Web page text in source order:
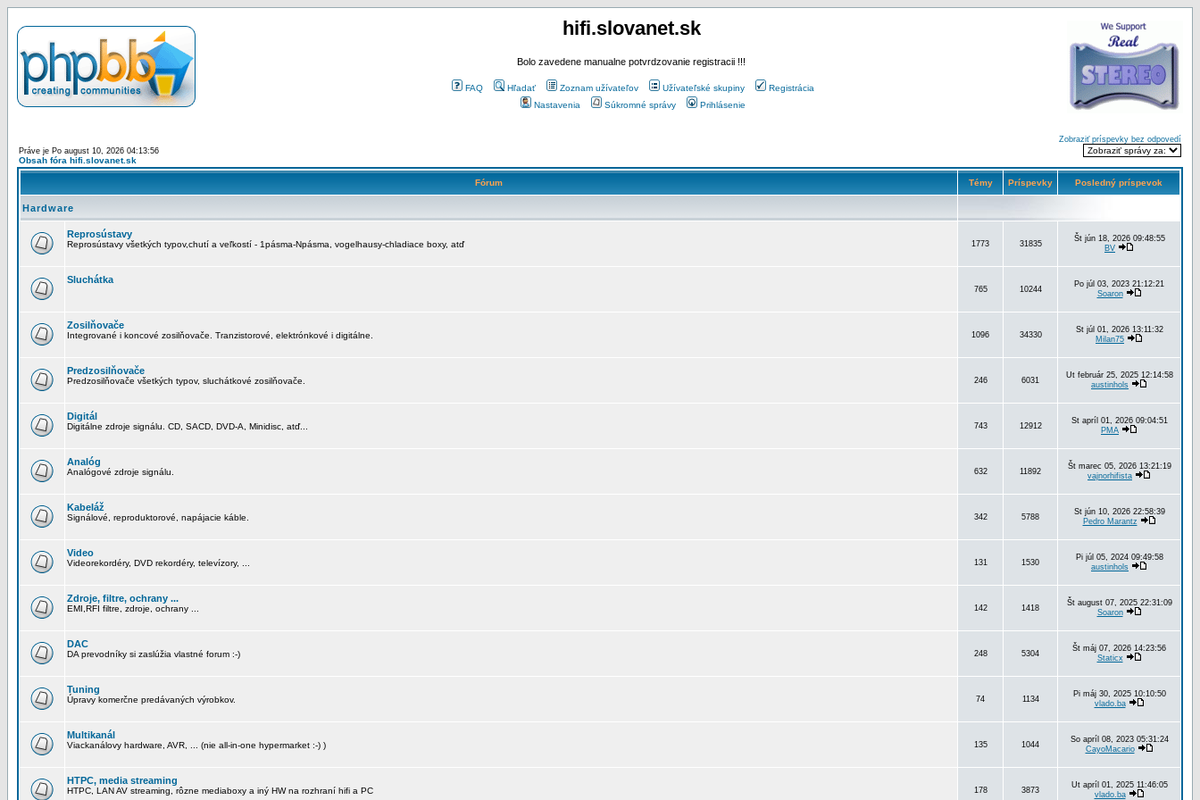
hifi.slovanet.sk
Bolo zavedene manualne potvrdzovanie registracii !!!
FAQ Hľadať Zoznam užívateľov Užívateľské skupiny
Registrácia
Nastavenia
Súkromné správy Prihlásenie
Práve je Po august 10, 2026 04:13:56
Obsah fóra hifi.slovanet.sk
Zobraziť príspevky bez odpovedí
Fórum Témy Príspevky Posledný príspevok
Hardware
Reprosústavy
Reprosústavy všetkých typov,chutí a veľkostí - 1pásma-Npásma, vogelhausy-chladiace boxy, atď 1773 31835
Št jún 18, 2026 09:48:55
BV
Sluchátka
765 10244
Po júl 03, 2023 21:12:21
Soaron
Zosilňovače
Integrované i koncové zosilňovače. Tranzistorové, elektrónkové i digitálne. 1096 34330
St júl 01, 2026 13:11:32
Milan75
Predzosilňovače
Predzosilňovače všetkých typov, sluchátkové zosilňovače. 246 6031
Ut február 25, 2025 12:14:58
austinhols
Digitál
Digitálne zdroje signálu. CD, SACD, DVD-A, Minidisc, atď... 743 12912
St apríl 01, 2026 09:04:51
PMA
Analóg
Analógové zdroje signálu. 632 11892
Št marec 05, 2026 13:21:19
vajnorhifista
Kabeláž
Signálové, reproduktorové, napájacie káble. 342 5788
St jún 10, 2026 22:58:39
Pedro Marantz
Video
Videorekordéry, DVD rekordéry, televízory, ... 131 1530
Pi júl 05, 2024 09:49:58
austinhols
Zdroje, filtre, ochrany ...
EMI,RFI filtre, zdroje, ochrany ... 142 1418
Št august 07, 2025 22:31:09
Soaron
DAC
DA prevodníky si zaslúžia vlastné forum :-) 248 5304
Št máj 07, 2026 14:23:56
Staticx
Tuning
Úpravy komerčne predávaných výrobkov. 74 1134
Pi máj 30, 2025 10:10:50
vlado.ba
Multikanál
Viackanálovy hardware, AVR, ... (nie all-in-one hypermarket :-) ) 135 1044
So apríl 08, 2023 05:31:24
CayoMacario
HTPC, media streaming
HTPC, LAN AV streaming, rôzne mediaboxy a iný HW na rozhraní hifi a PC 178 3873
Ut apríl 01, 2025 11:46:05
vlado.ba